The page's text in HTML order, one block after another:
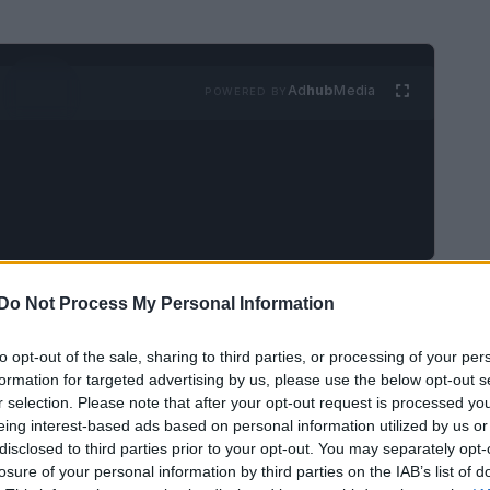
Do Not Process My Personal Information
opt-out of the sale, sharing to third parties, or processing of your
for targeted advertising by us, please use the below opt-out
selection. Please note that after your opt-out request is processed
interest-based ads based on personal information utilized by us
to third parties prior to your opt-out. You may separately
of your personal information by third parties on the IAB’s list of
AdhubMedia
Alto Adige si trasforma in un vero e
la meta ideale per chi desidera vivere una
e panorami mozzafiato, vengono
trascorrere le proprie vacanze invernali.